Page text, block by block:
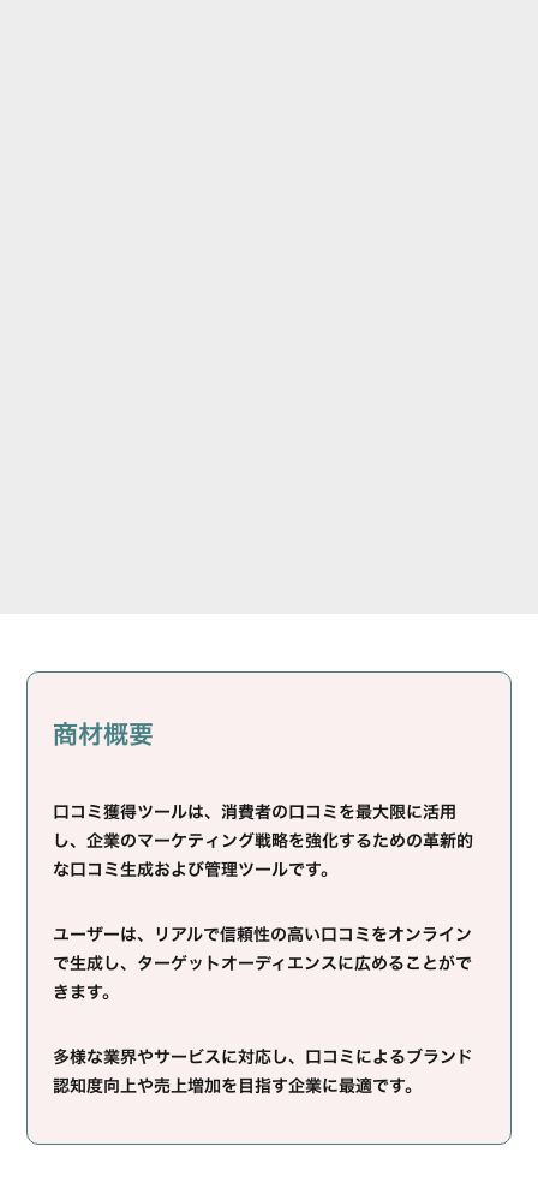
商材概要
口コミ獲得ツールは、消費者の口コミを最大限に活用
し、企業のマーケティング戦略を強化するための革新的
な口コミ生成および管理ツールです。
ユーザーは、リアルで信頼性の高い口コミをオンライン
で生成し、ターゲットオーディエンスに広めることがで
きます。
多様な業界やサービスに対応し、口コミによるブランド
認知度向上や売上増加を目指す企業に最適です。